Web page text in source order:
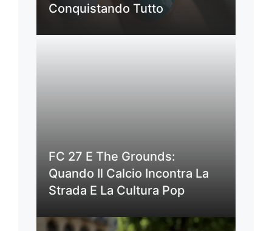
Conquistando Tutto
FC 27 E The Grounds:
Quando Il Calcio Incontra La
Strada E La Cultura Pop